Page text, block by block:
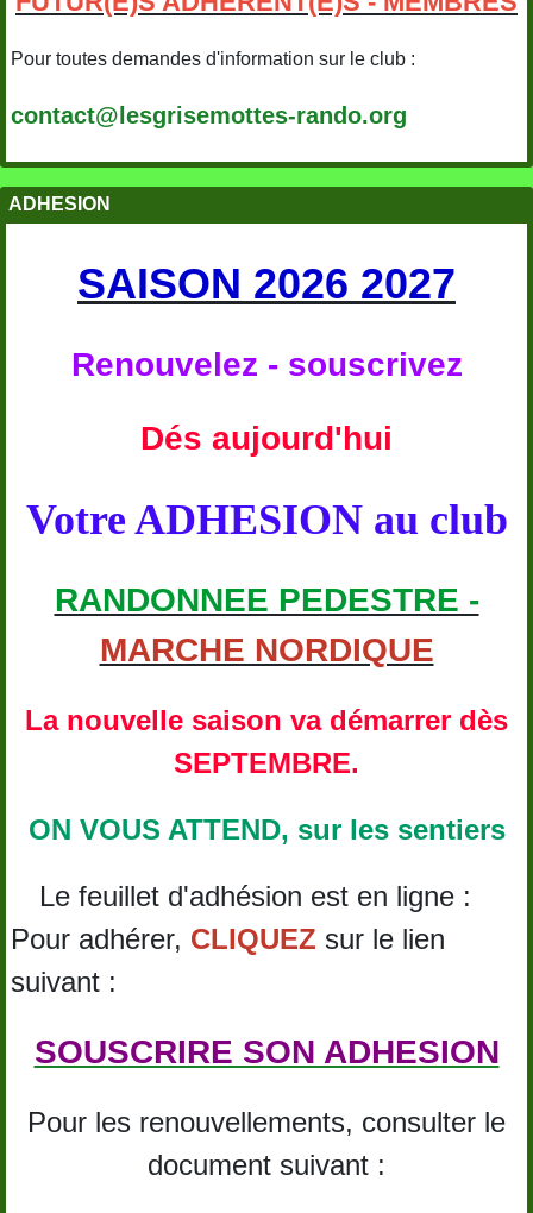
Pour toutes demandes d'information sur le club :
contact@lesgrisemottes-rando.org
ADHESION
SAISON 2026 2027
Renouvelez - souscrivez
Dés aujourd'hui
Votre ADHESION au club
RANDONNEE PEDESTRE -
MARCHE NORDIQUE
La nouvelle saison va démarrer dès
SEPTEMBRE.
ON VOUS ATTEND, sur les sentiers
Le feuillet d'adhésion est en ligne :
Pour adhérer, CLIQUEZ sur le lien
suivant :
SOUSCRIRE SON ADHESION
Pour les renouvellements, consulter le
document suivant :